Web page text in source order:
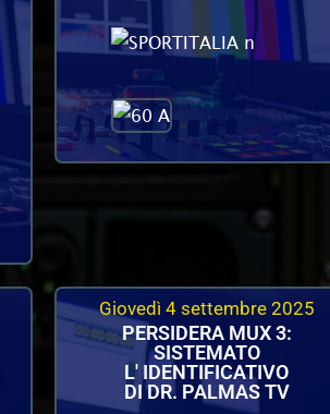
Giovedì 4 settembre 2025
PERSIDERA MUX 3:
SISTEMATO
L' IDENTIFICATIVO
DI DR. PALMAS TV